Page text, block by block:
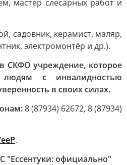
мастер слесарных работ и
садовник, керамист, маляр,
электромонтёр и др.).
СКФО учреждение, которое
с инвалидностью
в своих силах.
8 (87934) 62672, 8 (87934)
.
"Ессентуки: официально"